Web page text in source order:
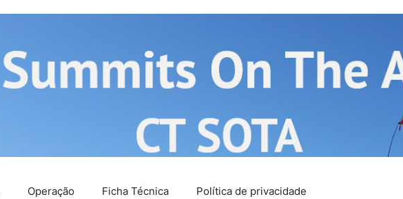
Operação Ficha Técnica Política de privacidade